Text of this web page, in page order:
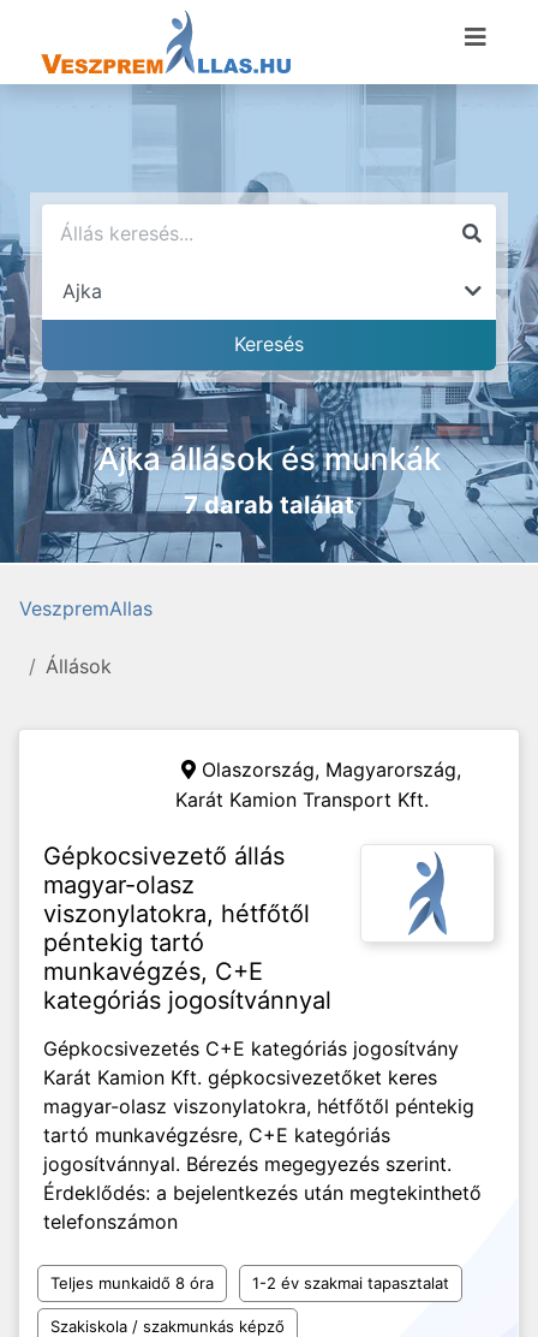
Ajka állások és munkák
7 darab találat
VeszpremAllas
Állások
Olaszország, Magyarország,
Karát Kamion Transport Kft.
Gépkocsivezető állás
magyar-olasz
viszonylatokra, hétfőtől
péntekig tartó
munkavégzés, C+E
kategóriás jogosítvánnyal
Gépkocsivezetés C+E kategóriás jogosítvány
Karát Kamion Kft. gépkocsivezetőket keres
magyar-olasz viszonylatokra, hétfőtől péntekig
tartó munkavégzésre, C+E kategóriás
jogosítvánnyal. Bérezés megegyezés szerint.
Érdeklődés: a bejelentkezés után megtekinthető
telefonszámon
Teljes munkaidő 8 óra 1-2 év szakmai tapasztalat
Szakiskola / szakmunkás képző